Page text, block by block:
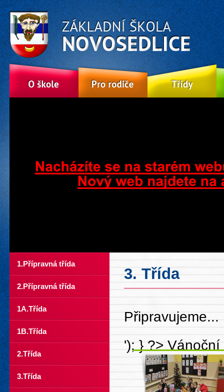
1.Přípravná třída
2.Přípravná třída
1A.Třída
1B.Třída
2.Třída
3.Třída
3. Třída
Připravujeme...
'); } ?> Vánoční